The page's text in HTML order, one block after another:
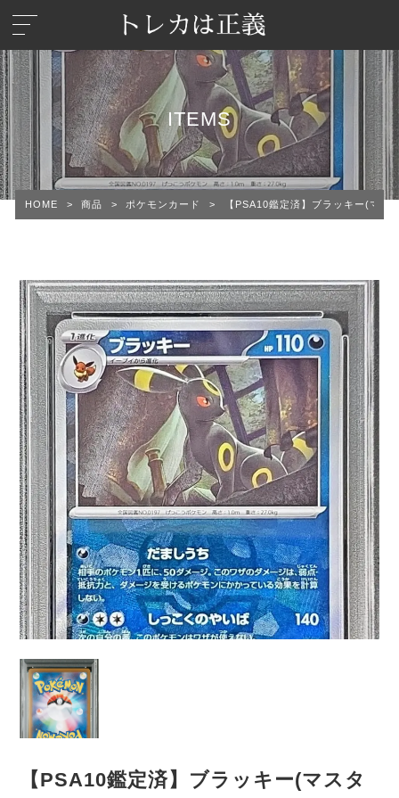
ITEMS
HOME > 商品 > ポケモンカード > 【PSA10鑑定済】ブラッキー(マ
【PSA10鑑定済】ブラッキー(マスタ